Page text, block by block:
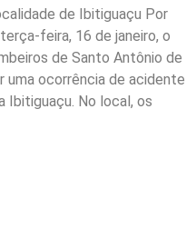
de Ibitiguaçu Por
feira, 16 de janeiro, o
de Santo Antônio de
uma ocorrência de acidente
Ibitiguaçu. No local, os